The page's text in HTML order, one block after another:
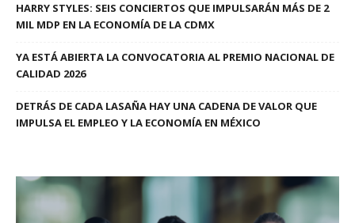
HARRY STYLES: SEIS CONCIERTOS QUE IMPULSARÁN MÁS DE 2
MIL MDP EN LA ECONOMÍA DE LA CDMX
YA ESTÁ ABIERTA LA CONVOCATORIA AL PREMIO NACIONAL DE
CALIDAD 2026
DETRÁS DE CADA LASAÑA HAY UNA CADENA DE VALOR QUE
IMPULSA EL EMPLEO Y LA ECONOMÍA EN MÉXICO